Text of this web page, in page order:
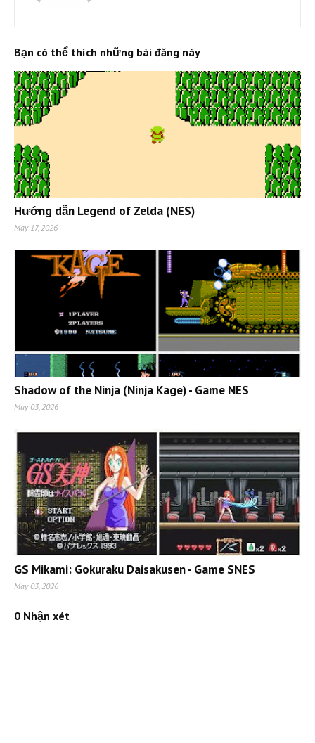
Bạn có thể thích những bài đăng này
Hướng dẫn Legend of Zelda (NES)
May 17, 2026
Shadow of the Ninja (Ninja Kage) - Game NES
May 03, 2026
GS Mikami: Gokuraku Daisakusen - Game SNES
May 03, 2026
0 Nhận xét